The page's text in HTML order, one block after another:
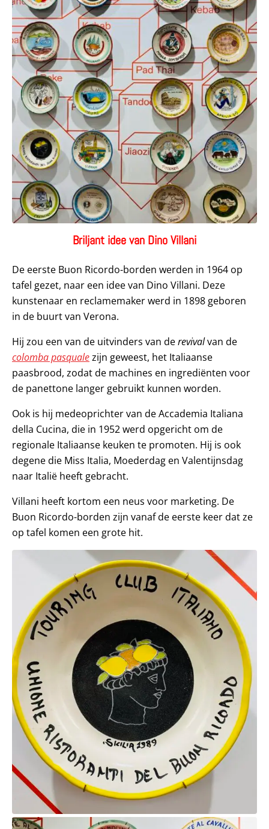
Briljant idee van Dino Villani
De eerste Buon Ricordo-borden werden in 1964 op
tafel gezet, naar een idee van Dino Villani. Deze
kunstenaar en reclamemaker werd in 1898 geboren
in de buurt van Verona.
Hij zou een van de uitvinders van derevivalvan de
colomba pasqualezijn geweest, het Italiaanse
paasbrood, zodat de machines en ingrediënten voor
de panettone langer gebruikt kunnen worden.
Ook is hij medeoprichter van de Accademia Italiana
della Cucina, die in 1952 werd opgericht om de
regionale Italiaanse keuken te promoten. Hij is ook
degene die Miss Italia, Moederdag en Valentijnsdag
naar Italië heeft gebracht.
Villani heeft kortom een neus voor marketing. De
Buon Ricordo-borden zijn vanaf de eerste keer dat ze
op tafel komen een grote hit.